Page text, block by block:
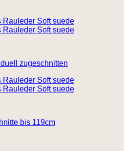
zugeschnitten
bis 119cm